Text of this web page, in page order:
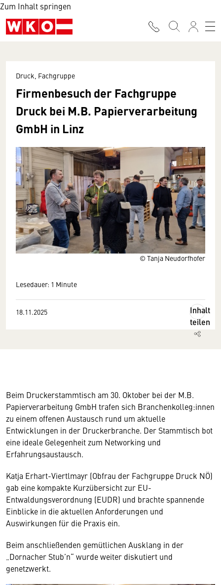
Zum Inhalt springen
© Tanja Neudorfhofer
Druck, Fachgruppe
Firmenbesuch der Fachgruppe
Druck bei M.B. Papierverarbeitung
GmbH in Linz
Lesedauer: 1 Minute
18.11.2025
Inhalt
teilen
Beim Druckerstammtisch am 30. Oktober bei der M.B.
Papierverarbeitung GmbH trafen sich Branchenkolleg:innen
zu einem offenen Austausch rund um aktuelle
Entwicklungen in der Druckerbranche. Der Stammtisch bot
eine ideale Gelegenheit zum Networking und
Erfahrungsaustausch.
Katja Erhart-Viertlmayr (Obfrau der Fachgruppe Druck NÖ)
gab eine kompakte Kurzübersicht zur EU-
Entwaldungsverordnung (EUDR) und brachte spannende
Einblicke in die aktuellen Anforderungen und
Auswirkungen für die Praxis ein.
Beim anschließenden gemütlichen Ausklang in der
„Dornacher Stub’n“ wurde weiter diskutiert und
genetzwerkt.